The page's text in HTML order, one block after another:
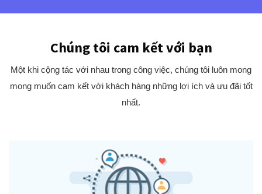
Chúng tôi cam kết với bạn
Một khi cộng tác với nhau trong công việc, chúng tôi luôn mong
mong muốn cam kết với khách hàng những lợi ích và ưu đãi tốt
nhất.